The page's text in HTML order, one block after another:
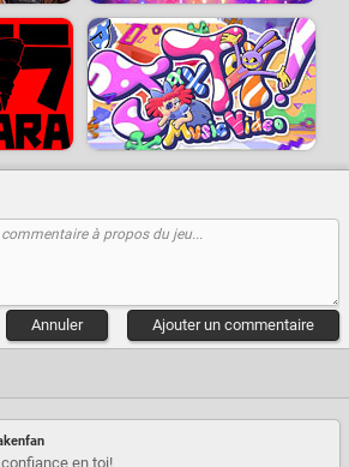
Ajouter un commentaire
Annuler
en toi!